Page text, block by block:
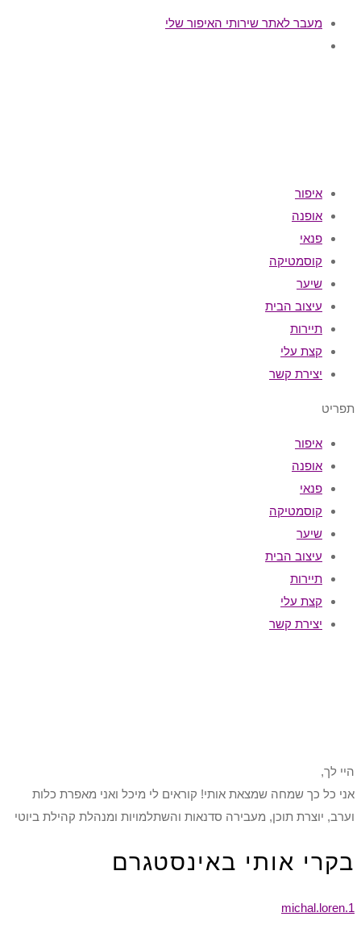
מעבר לאתר שירותי האיפור שלי
איפור
אופנה
פנאי
קוסמטיקה
שיער
עיצוב הבית
תיירות
קצת עלי
יצירת קשר
תפריט
איפור
אופנה
פנאי
קוסמטיקה
שיער
עיצוב הבית
תיירות
קצת עלי
יצירת קשר
היי לך,
אני כל כך שמחה שמצאת אותי! קוראים לי מיכל ואני מאפרת כלות
וערב, יוצרת תוכן, מעבירה סדנאות והשתלמויות ומנהלת קהילת ביוטי
בקרי אותי באינסטגרם
michal.loren.1